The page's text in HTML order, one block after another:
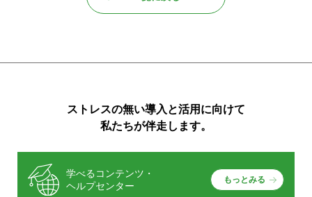
ストレスの無い導入と活用に向けて
私たちが伴走します。
学べるコンテンツ・
ヘルプセンター
もっとみる